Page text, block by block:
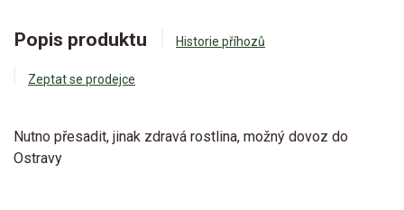
Popis produktu Historie příhozů
Zeptat se prodejce
Nutno přesadit, jinak zdravá rostlina, možný dovoz do
Ostravy